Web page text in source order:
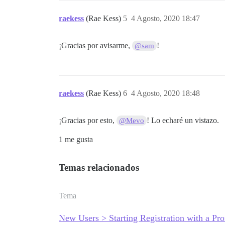
raekess (Rae Kess) 4 Agosto, 2020 18:47
5
¡Gracias por avisarme, @sam !
raekess (Rae Kess) 4 Agosto, 2020 18:48
6
¡Gracias por esto, @Mevo ! Lo echaré un vistazo.
1 me gusta
Temas relacionados
Tema
New Users > Starting Registration with a